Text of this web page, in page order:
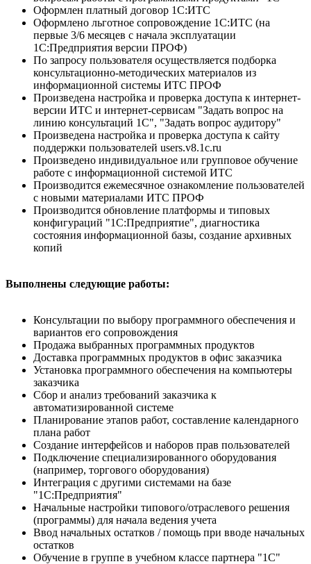
Оформлен платный договор 1С:ИТС
Оформлено льготное сопровождение 1С:ИТС (на
первые 3/6 месяцев с начала эксплуатации
1С:Предприятия версии ПРОФ)
По запросу пользователя осуществляется подборка
консультационно-методических материалов из
информационной системы ИТС ПРОФ
Произведена настройка и проверка доступа к интернет-
версии ИТС и интернет-сервисам "Задать вопрос на
линию консультаций 1С", "Задать вопрос аудитору"
Произведена настройка и проверка доступа к сайту
поддержки пользователей users.v8.1c.ru
Произведено индивидуальное или групповое обучение
работе с информационной системой ИТС
Производится ежемесячное ознакомление пользователей
с новыми материалами ИТС ПРОФ
Производится обновление платформы и типовых
конфигураций "1С:Предприятие", диагностика
состояния информационной базы, создание архивных
копий
Выполнены следующие работы:
Консультации по выбору программного обеспечения и
вариантов его сопровождения
Продажа выбранных программных продуктов
Доставка программных продуктов в офис заказчика
Установка программного обеспечения на компьютеры
заказчика
Сбор и анализ требований заказчика к
автоматизированной системе
Планирование этапов работ, составление календарного
плана работ
Создание интерфейсов и наборов прав пользователей
Подключение специализированного оборудования
(например, торгового оборудования)
Интеграция с другими системами на базе
"1С:Предприятия"
Начальные настройки типового/отраслевого решения
(программы) для начала ведения учета
Ввод начальных остатков / помощь при вводе начальных
остатков
Обучение в группе в учебном классе партнера "1С"